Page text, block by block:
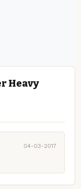
Heavy
04-03-2017